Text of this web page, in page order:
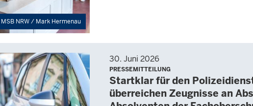
MSB NRW / Mark Hermenau
30. Juni 2026
PRESSEMITTEILUNG
Startklar für den
überreichen Zeugnisse an